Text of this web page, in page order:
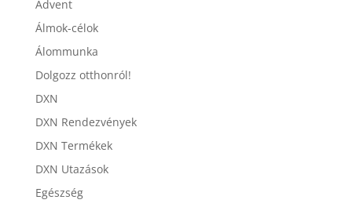
Advent
Álmok-célok
Álommunka
Dolgozz otthonról!
DXN
DXN Rendezvények
DXN Termékek
DXN Utazások
Egészség